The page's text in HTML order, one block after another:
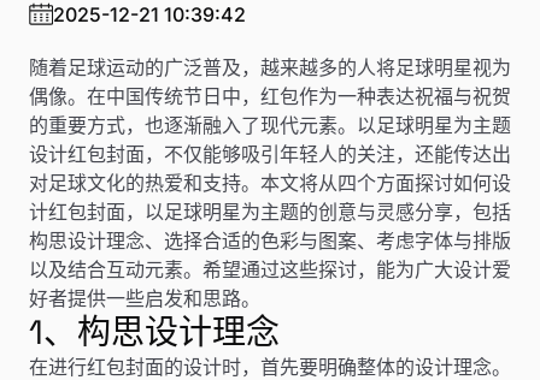
2025-12-21 10:39:42
随着足球运动的广泛普及，越来越多的人将足球明星视为
偶像。在中国传统节日中，红包作为一种表达祝福与祝贺
的重要方式，也逐渐融入了现代元素。以足球明星为主题
设计红包封面，不仅能够吸引年轻人的关注，还能传达出
对足球文化的热爱和支持。本文将从四个方面探讨如何设
计红包封面，以足球明星为主题的创意与灵感分享，包括
构思设计理念、选择合适的色彩与图案、考虑字体与排版
以及结合互动元素。希望通过这些探讨，能为广大设计爱
好者提供一些启发和思路。
1、构思设计理念
在进行红包封面的设计时，首先要明确整体的设计理念。